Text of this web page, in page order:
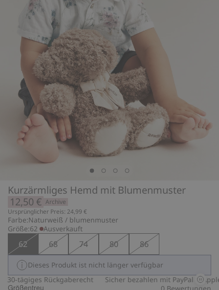
Kurzärmliges Hemd mit Blumenmuster
12,50 € Archive
Ursprünglicher Preis: 24,99 €
Farbe:Naturweiß / blumenmuster
Größe:62 Ausverkauft
62 68 74 80 86
Dieses Produkt ist nicht länger verfügbar
30-tägiges Rückgaberecht
Sicher bezahlen mit PayPal & Apple
Größentreu